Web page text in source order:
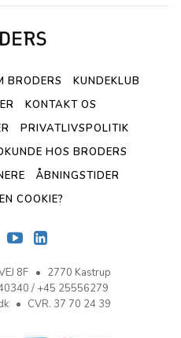
BRODERS
KUNDEKLUB
KONTAKT OS
PRIVATLIVSPOLITIK
HOS BRODERS
ÅBNINGSTIDER
COOKIE?
8F
2770 Kastrup
/ +45 25556279
CVR. 37 70 24 39